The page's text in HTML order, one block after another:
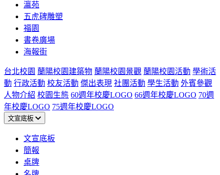
瀛苑
五虎碑雕塑
福園
書卷廣場
海報街
台北校園 蘭陽校園建築物 蘭陽校園景觀 蘭陽校園活動 學術活
動 行政活動 校友活動 傑出表現 社團活動 學生活動 外賓參觀
人物介紹 校園生態 60週年校慶LOGO 66週年校慶LOGO 70週
年校慶LOGO 75週年校慶LOGO
文宣底板
文宣底板
簡報
桌牌